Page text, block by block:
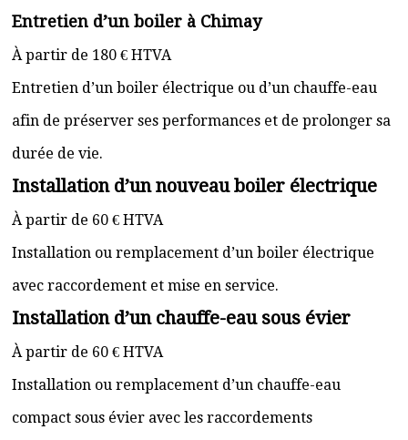
Entretien d’un boiler à Chimay
À partir de 180 € HTVA
Entretien d’un boiler électrique ou d’un chauffe-eau
afin de préserver ses performances et de prolonger sa
durée de vie.
Installation d’un nouveau boiler électrique
À partir de 60 € HTVA
Installation ou remplacement d’un boiler électrique
avec raccordement et mise en service.
Installation d’un chauffe-eau sous évier
À partir de 60 € HTVA
Installation ou remplacement d’un chauffe-eau
compact sous évier avec les raccordements